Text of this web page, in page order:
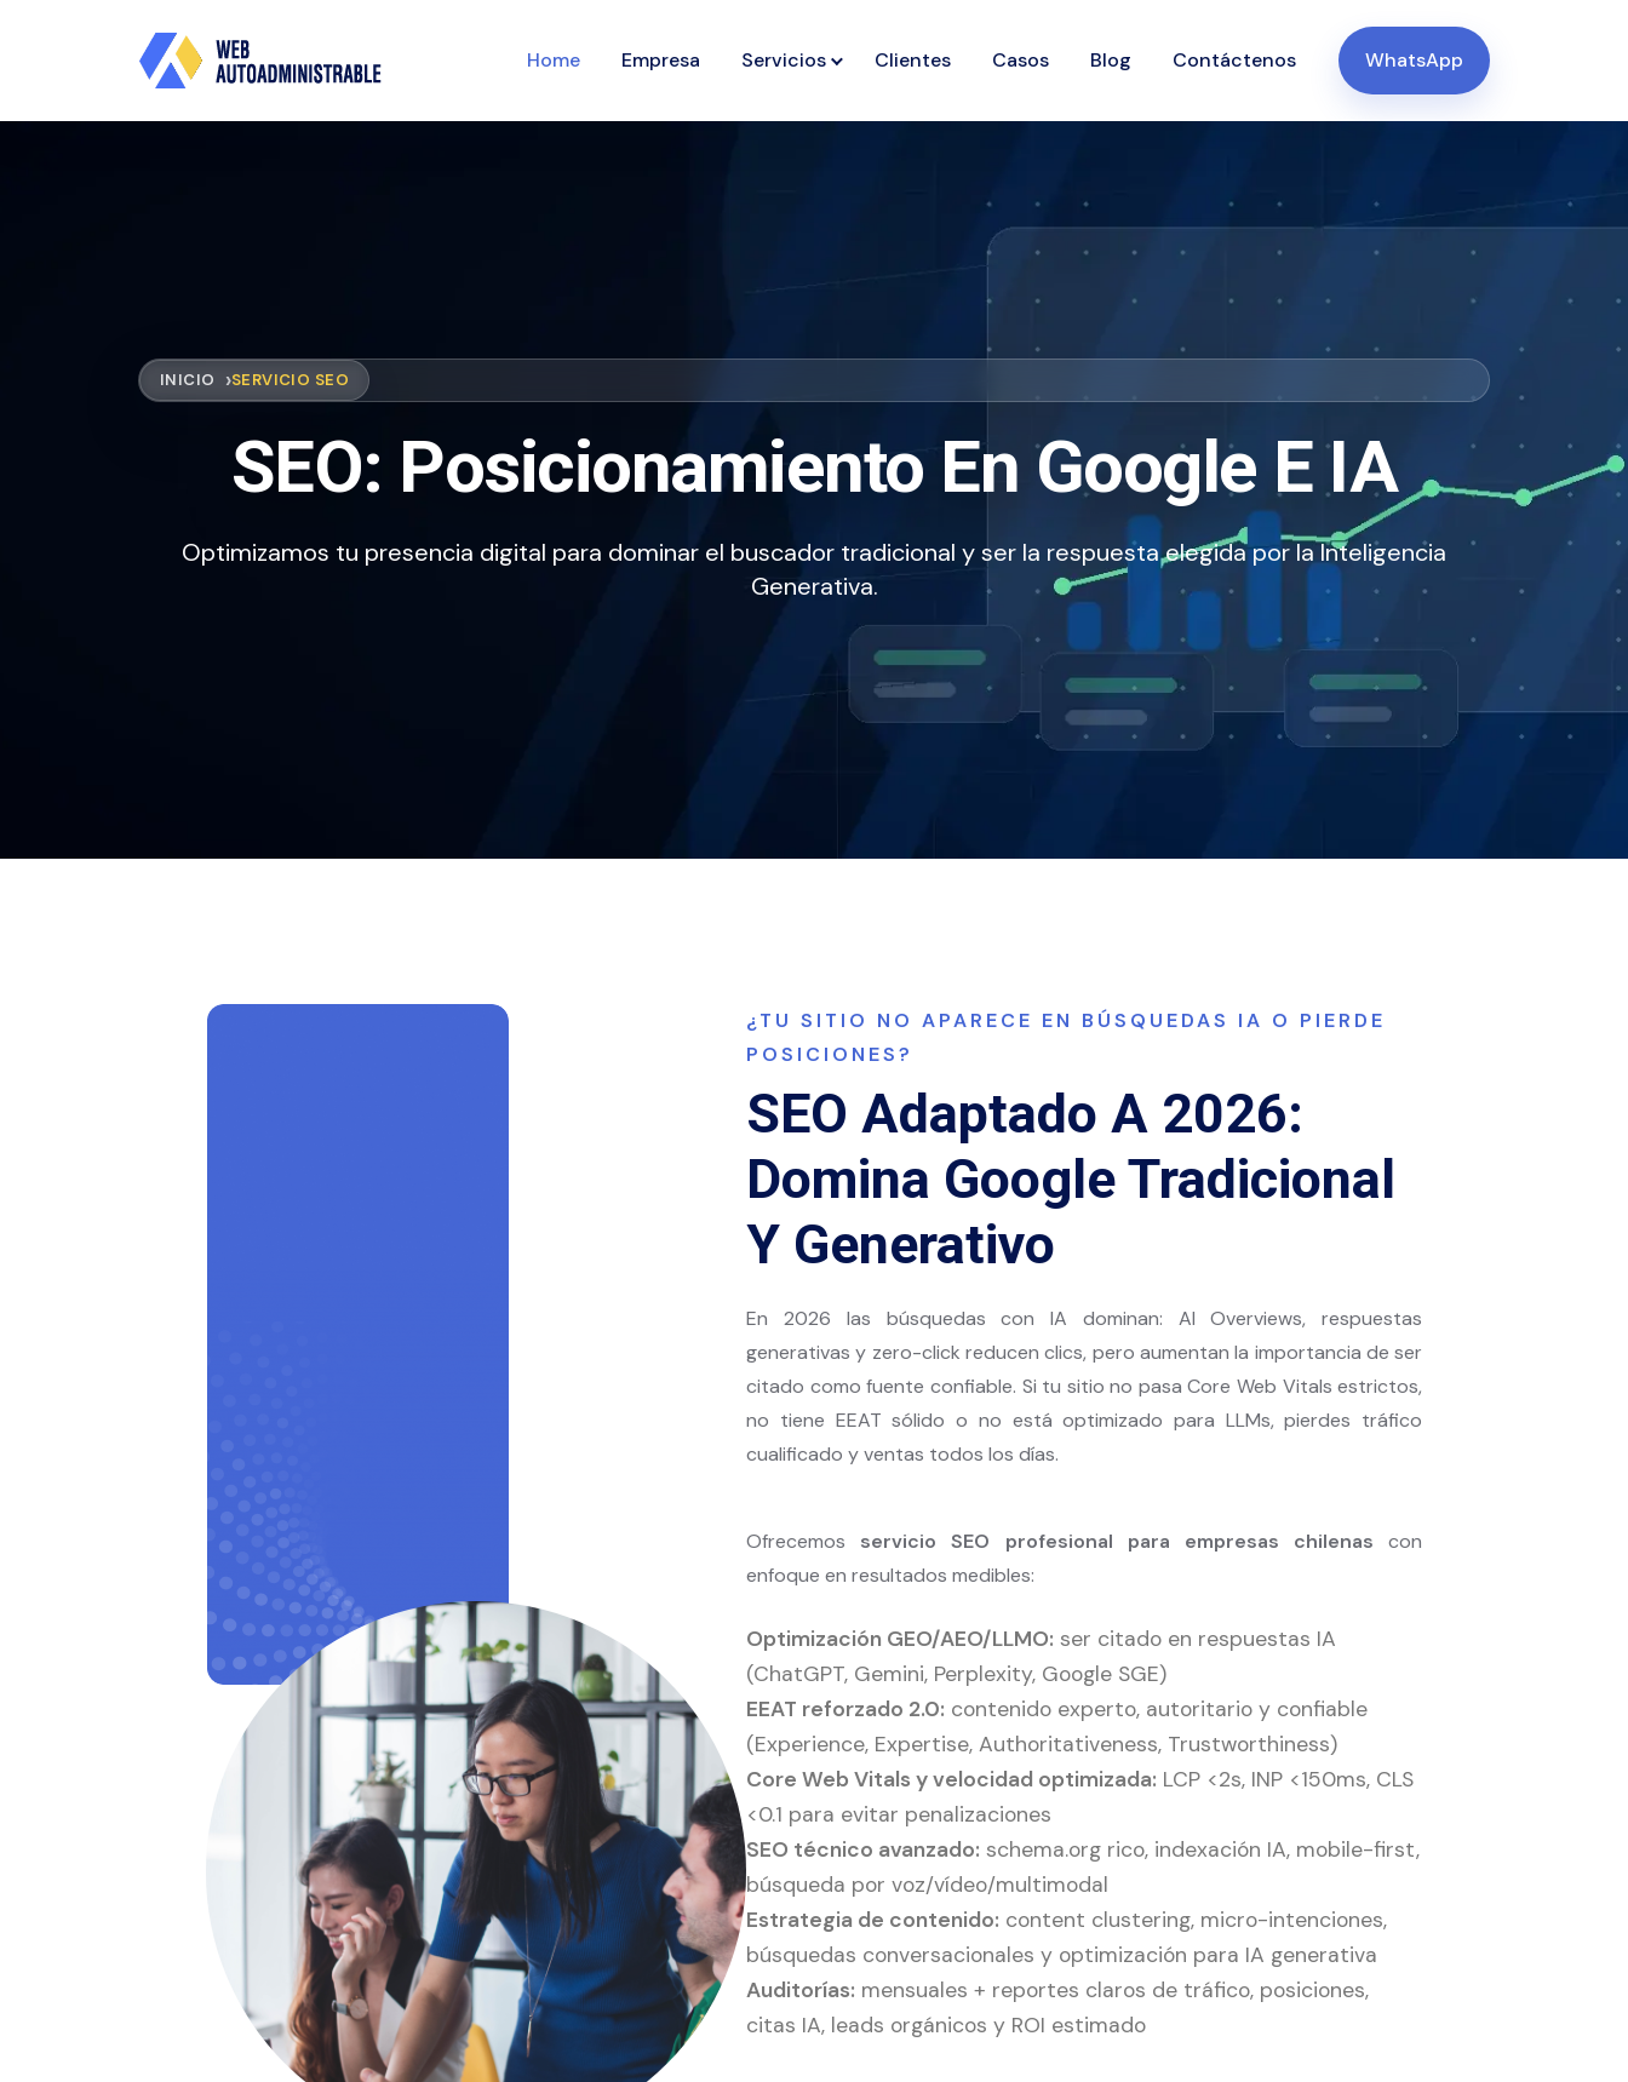
Home Empresa Servicios Clientes Casos Blog Contáctenos WhatsApp
INICIO SERVICIO SEO
SEO: Posicionamiento En Google E IA
Optimizamos tu presencia digital para dominar el buscador tradicional y ser la respuesta elegida por la Inteligencia
Generativa.
¿TU SITIO NO APARECE EN BÚSQUEDAS IA O PIERDE
POSICIONES?
SEO Adaptado A 2026:
Domina Google Tradicional
Y Generativo
En 2026 las búsquedas con IA dominan: AI Overviews, respuestas
generativas y zero-click reducen clics, pero aumentan la importancia de ser
citado como fuente confiable. Si tu sitio no pasa Core Web Vitals estrictos,
no tiene EEAT sólido o no está optimizado para LLMs, pierdes tráfico
cualificado y ventas todos los días.
Ofrecemos servicio SEO profesional para empresas chilenas con
enfoque en resultados medibles:
Optimización GEO/AEO/LLMO: ser citado en respuestas IA
(ChatGPT, Gemini, Perplexity, Google SGE)
EEAT reforzado 2.0: contenido experto, autoritario y confiable
(Experience, Expertise, Authoritativeness, Trustworthiness)
Core Web Vitals y velocidad optimizada: LCP <2s, INP <150ms, CLS
<0.1 para evitar penalizaciones
SEO técnico avanzado: schema.org rico, indexación IA, mobile-first,
búsqueda por voz/vídeo/multimodal
Estrategia de contenido: content clustering, micro-intenciones,
búsquedas conversacionales y optimización para IA generativa
Auditorías: mensuales + reportes claros de tráfico, posiciones,
citas IA, leads orgánicos y ROI estimado